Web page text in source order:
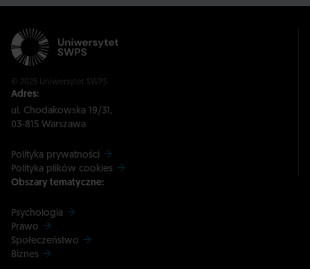
© 2025 Uniwersytet SWPS
Adres:
ul. Chodakowska 19/31,
03-815 Warszawa
Polityka prywatności
Polityka plików cookies
Obszary tematyczne:
Psychologia
Prawo
Społeczeństwo
Biznes